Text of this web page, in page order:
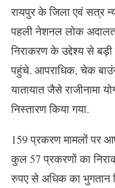
रायपुर के जिला एवं सत्र
पहली नेशनल लोक अदालत
निराकरण के उद्देश्य से
पहुंचे. आपराधिक, चेक
यातायात जैसे राजीनामा
निस्तारण किया गया.
159 प्रकरण मामलों पर
कुल 57 प्रकरणों का
रुपए से अधिक का भुगतान